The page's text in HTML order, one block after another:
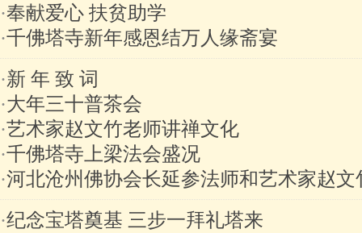
·奉献爱心 扶贫助学
·千佛塔寺新年感恩结万人缘斋宴
·新 年 致 词
·大年三十普茶会
·艺术家赵文竹老师讲禅文化
·千佛塔寺上梁法会盛况
·河北沧州佛协会长延参法师和艺术家赵文
·纪念宝塔奠基 三步一拜礼塔来